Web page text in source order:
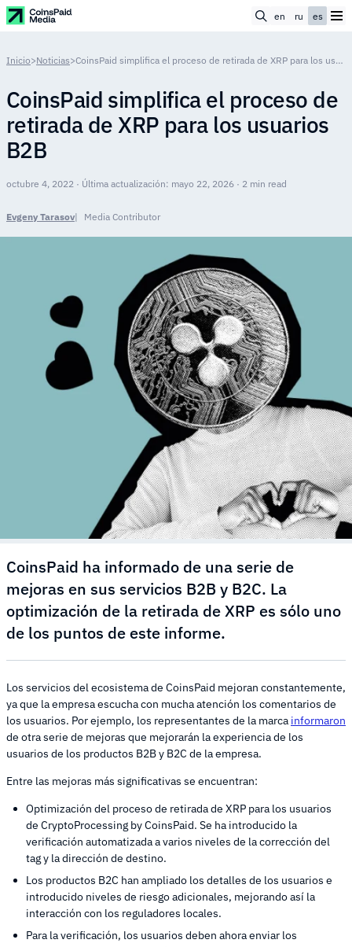
en ru es
Inicio>Noticias> CoinsPaid simplifica el proceso de retirada de XRP para los usuarios B2B
CoinsPaid simplifica el proceso de
retirada de XRP para los usuarios
B2B
octubre 4, 2022 · Última actualización: mayo 22, 2026 · 2 min read
Evgeny Tarasov Media Contributor
CoinsPaid ha informado de una serie de
mejoras en sus servicios B2B y B2C. La
optimización de la retirada de XRP es sólo uno
de los puntos de este informe.
Los servicios del ecosistema de CoinsPaid mejoran constantemente,
ya que la empresa escucha con mucha atención los comentarios de
los usuarios. Por ejemplo, los representantes de la marca informaron
de otra serie de mejoras que mejorarán la experiencia de los
usuarios de los productos B2B y B2C de la empresa.
Entre las mejoras más significativas se encuentran:
Optimización del proceso de retirada de XRP para los usuarios
de CryptoProcessing by CoinsPaid. Se ha introducido la
verificación automatizada a varios niveles de la corrección del
tag y la dirección de destino.
Los productos B2C han ampliado los detalles de los usuarios e
introducido niveles de riesgo adicionales, mejorando así la
interacción con los reguladores locales.
Para la verificación, los usuarios deben ahora enviar los